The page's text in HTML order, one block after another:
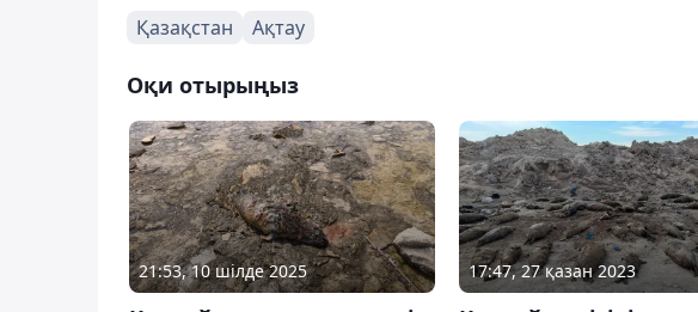
Қазақстан Ақтау
Оқи отырыңыз
21:53, 10 шілде 2025 17:47, 27 қазан 2023